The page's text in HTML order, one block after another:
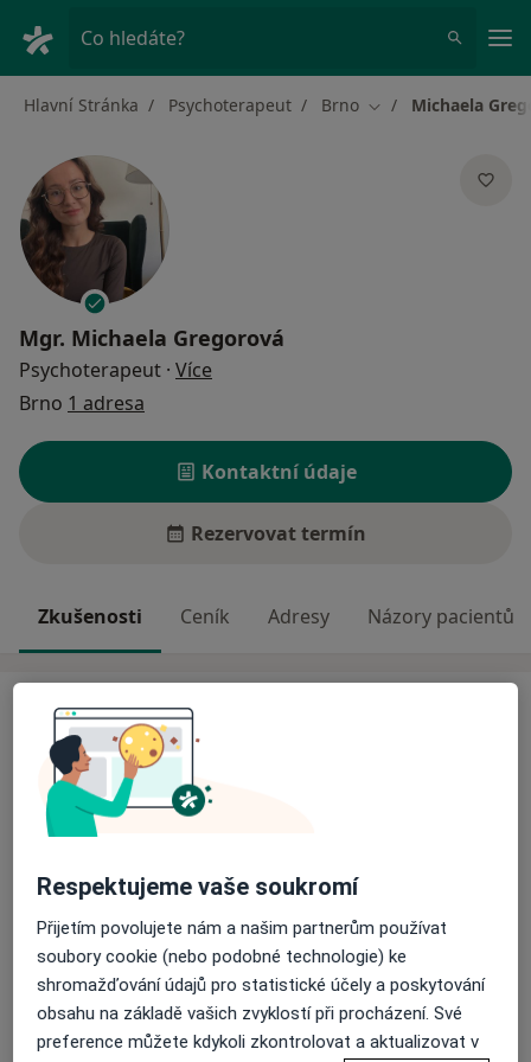
Co hledáte?
Hlavní Stránka Psychoterapeut Brno Změna města
Michaela
Mgr. Michaela Gregorová
Psychoterapeut · Více
Brno 1 adresa
Kontaktní údaje
Rezervovat termín
Zkušenosti Ceník Adresy Názory pacientů
Zkušenosti
Jmenuji se Michaela Gregorová a ve své praxi vycházím
z integrativní psychoterapie. Věřím, že každý z nás je
jiný, svým způsobem jedinečný a zaslouží si
individuální péči. V terapii je pro mě důležitý
důvěře. Na základě toho společně pracujeme a
hledáme tu nejlepší cestu k cíli.
VíceO mně
Odborník na:
Psychoterapie
Respektujeme vaše soukromí
Přijetím povolujete nám a našim partnerům používat
soubory cookie (nebo podobné technologie) ke
shromažďování údajů pro statistické účely a poskytování
obsahu na základě vašich zvyklostí při procházení. Své
preference můžete kdykoli zkontrolovat a aktualizovat v